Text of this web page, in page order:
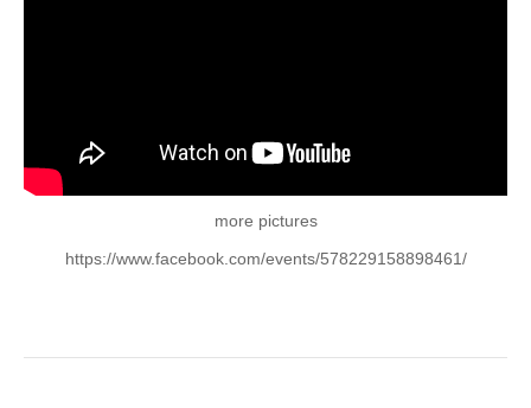
more pictures
https://www.facebook.com/events/578229158898461/